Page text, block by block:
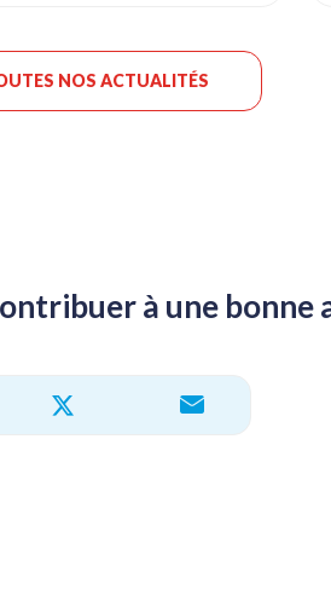
NOS ACTUALITÉS
à une bonne
Facebook
Partager sur X Partager par e-mail